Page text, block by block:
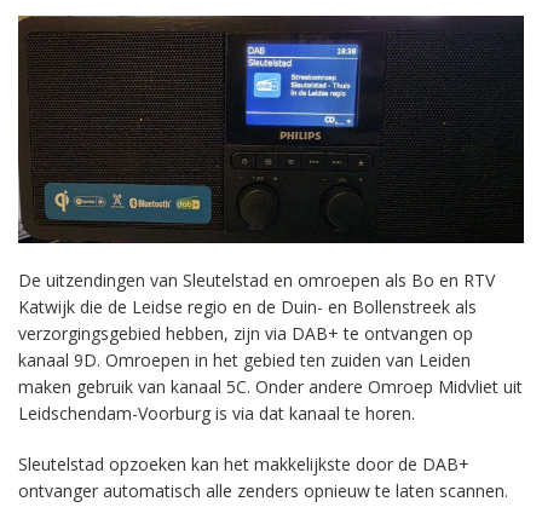
De uitzendingen van Sleutelstad en omroepen als Bo en RTV
Katwijk die de Leidse regio en de Duin- en Bollenstreek als
verzorgingsgebied hebben, zijn via DAB+ te ontvangen op
kanaal 9D. Omroepen in het gebied ten zuiden van Leiden
maken gebruik van kanaal 5C. Onder andere Omroep Midvliet uit
Leidschendam-Voorburg is via dat kanaal te horen.
Sleutelstad opzoeken kan het makkelijkste door de DAB+
ontvanger automatisch alle zenders opnieuw te laten scannen.